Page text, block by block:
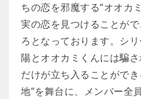
ちの恋を邪魔する“オオカ
実の恋を見つけることが
ろとなっております。シ
陽とオオカミくんには騙
だけが立ち入ることがで
地”を舞台に、メンバー全